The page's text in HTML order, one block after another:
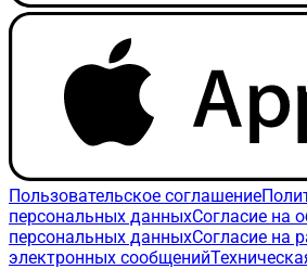
Пользовательское соглашение
персональных данныхСогласие на
персональных данныхСогласие на
электронных сообщений